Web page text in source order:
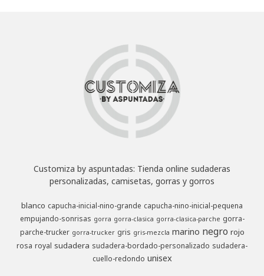
Customiza by aspuntadas: Tienda online sudaderas
personalizadas, camisetas, gorras y gorros
blanco capucha-inicial-nino-grande capucha-nino-inicial-pequena
empujando-sonrisas gorra gorra-clasica gorra-clasica-parche gorra-
parche-trucker gorra-trucker gris gris-mezcla marino negro rojo
rosa royal sudadera sudadera-bordado-personalizado sudadera-
cuello-redondo unisex